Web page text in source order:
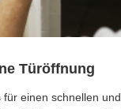
Türöffnung
für einen schnellen und